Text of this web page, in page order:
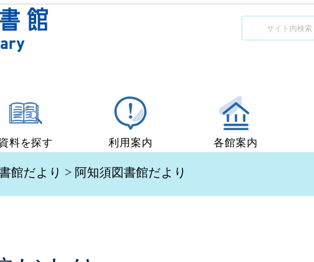
料を探す
蔵書検索・予約
利用案内
図書館利用案内
各館案内
館だより > 阿知須図書館だより